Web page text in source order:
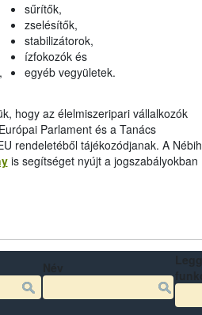
sűrítők,
zselésítők,
stabilizátorok,
ízfokozók és
egyéb vegyületek.
hogy az élelmiszeripari vállalkozók
Parlament és a Tanács
rendeletéből tájékozódjanak. A Nébih
is segítséget nyújt a jogszabályokban